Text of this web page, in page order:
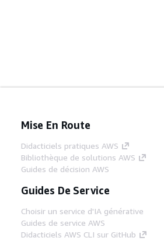
Mise En Route
Didacticiels pratiques AWS
Bibliothèque de solutions AWS
Guides de décision AWS
Guides De Service
Choisir un service d'IA générative
Guides de service AWS
Didacticiels AWS CLI sur GitHub